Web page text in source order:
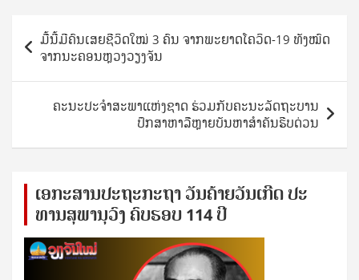
Post
navigation
ມື້ນີ້ມີຄົນເສຍຊີວິດໃໝ່ 3 ຄົນ ຈາກພະຍາດໂຄວິດ-19 ທັງໝົດ
ຈາກນະຄອນຫຼວງວຽງຈັນ
ຄະນະປະຈໍາສະພາແຫ່ງຊາດ ຮ່ວມກັບຄະນະລັດຖະບານ
ປຶກສາຫາລືຫຼາຍບັນຫາສໍາຄັນຮີບດ່ວນ
ເອ​ກະ​ສານ​ປະ​ຖະ​ກະ​ຖ​າ ວັນ​ຄ້າຍ​ວັນ​ເກີດ ປ​ະ​
ທານ​ສຸ​ພາ​ນຸ​ວົງ ຄົບ​ຮອບ 114 ປີ